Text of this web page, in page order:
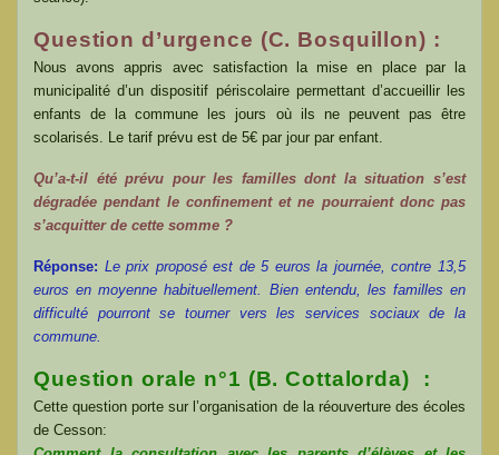
Question d’urgence (C. Bosquillon) :
Nous avons appris avec satisfaction la mise en place par la
municipalité d’un dispositif périscolaire permettant d’accueillir les
enfants de la commune les jours où ils ne peuvent pas être
scolarisés. Le tarif prévu est de 5€ par jour par enfant.
Qu’a-t-il été prévu pour les familles dont la situation s’est
dégradée pendant le confinement et ne pourraient donc pas
s’acquitter de cette somme ?
Réponse: Le prix proposé est de 5 euros la journée, contre 13,5
euros en moyenne habituellement. Bien entendu, les familles en
difficulté pourront se tourner vers les services sociaux de la
commune.
Question orale n°1 (B. Cottalorda) :
Cette question porte sur l’organisation de la réouverture des écoles
de Cesson: